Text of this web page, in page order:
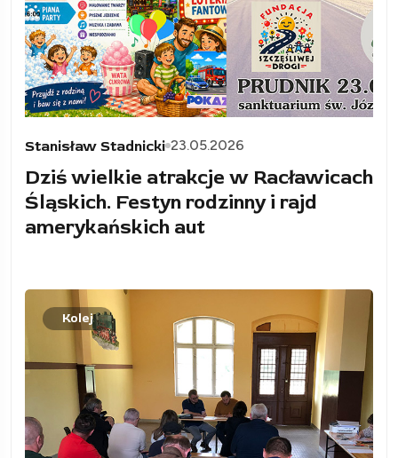
Stanisław Stadnicki 23.05.2026
Dziś wielkie atrakcje w Racławicach
Śląskich. Festyn rodzinny i rajd
amerykańskich aut
Kolej